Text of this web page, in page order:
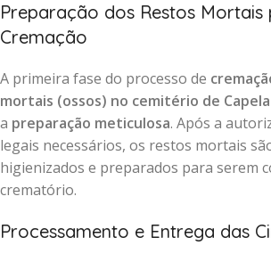
Preparação dos Restos Mortais
Cremação
A primeira fase do processo de
mortais (ossos) no cemitério de
a preparação meticulosa. Após a
legais necessários, os restos mortais
higienizados e preparados para serem
crematório.
Processamento e Entrega das